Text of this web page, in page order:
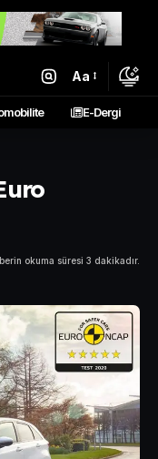
Aa
E-Dergi
okuma süresi 3 dakikadır.